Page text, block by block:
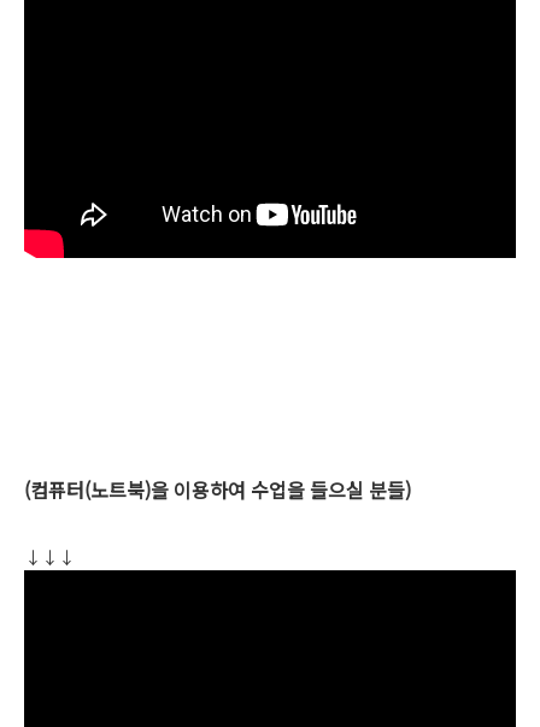
(컴퓨터(노트북)을 이용하여 수업을 들으실 분들)
↓↓↓